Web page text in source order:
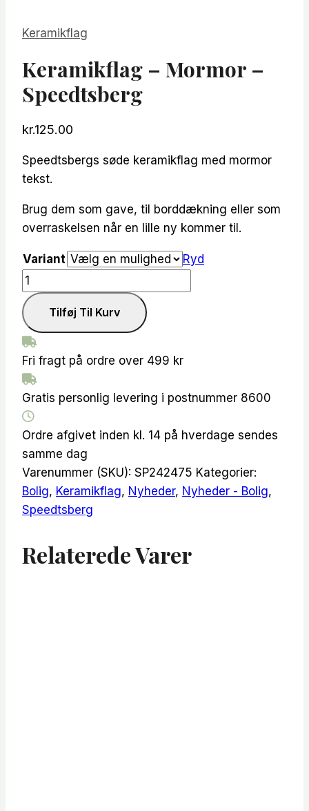
Keramikflag
Keramikflag – Mormor –
Speedtsberg
kr.125.00
Speedtsbergs søde keramikflag med mormor
tekst.
Brug dem som gave, til borddækning eller som
overraskelsen når en lille ny kommer til.
Variant
Ryd
Keramikflag
-
Mormor
-
Speedtsberg
antal
Tilføj Til Kurv
Fri fragt på ordre over 499 kr
Gratis personlig levering i postnummer 8600
Ordre afgivet inden kl. 14 på hverdage sendes
samme dag
Varenummer (SKU): SP242475 Kategorier:
Bolig, Keramikflag, Nyheder, Nyheder - Bolig,
Speedtsberg
Relaterede Varer